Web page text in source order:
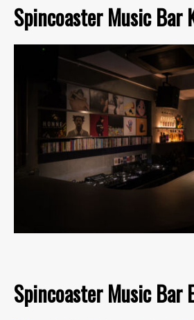
Spincoaster Music Bar
Spincoaster Music Bar